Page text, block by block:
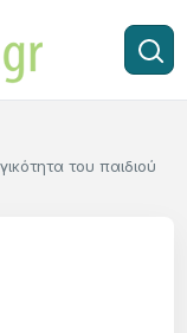
του παιδιού